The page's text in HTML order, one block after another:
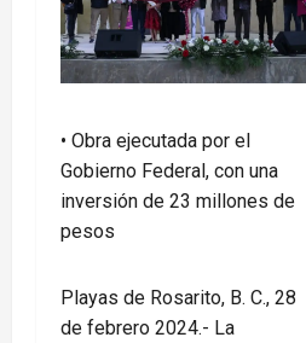
• Obra ejecutada por el
Gobierno Federal, con una
inversión de 23 millones de
pesos
Playas de Rosarito, B. C., 28
de febrero 2024.- La